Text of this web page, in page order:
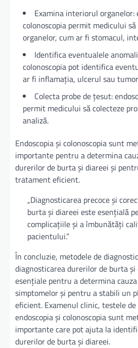
Examina interiorul organelor:
colonoscopia permit medicului
organelor, cum ar fi stomacul,
Identifica eventualele
colonoscopia pot identifica
ar fi inflamația, ulcerul sau
Colecta probe de țesut:
permit medicului să colecteze
analiză.
Endoscopia și colonoscopia sunt
importante pentru a determina
durerilor de burta și diareei și
tratament eficient.
„Diagnosticarea precoce și
burta și diareei este esențială
complicațiile și a îmbunătăți
pacientului.”
În concluzie, metodele de
diagnosticarea durerilor de burta
esențiale pentru a determina
simptomelor și pentru a stabili un
eficient. Examenul clinic, testele
endoscopia și colonoscopia sunt
importante care pot ajuta la
durerilor de burta și diareei.